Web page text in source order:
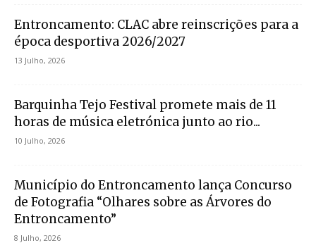
Entroncamento: CLAC abre reinscrições para a
época desportiva 2026/2027
13 Julho, 2026
Barquinha Tejo Festival promete mais de 11
horas de música eletrónica junto ao rio...
10 Julho, 2026
Município do Entroncamento lança Concurso
de Fotografia “Olhares sobre as Árvores do
Entroncamento”
8 Julho, 2026